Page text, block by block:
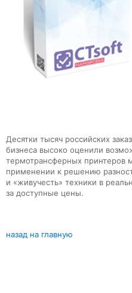
Десятки тысяч российских
бизнеса высоко оценили
термотрансферных принтеров
применении к решению
и «живучесть» техники в
за доступные цены.
назад на главную